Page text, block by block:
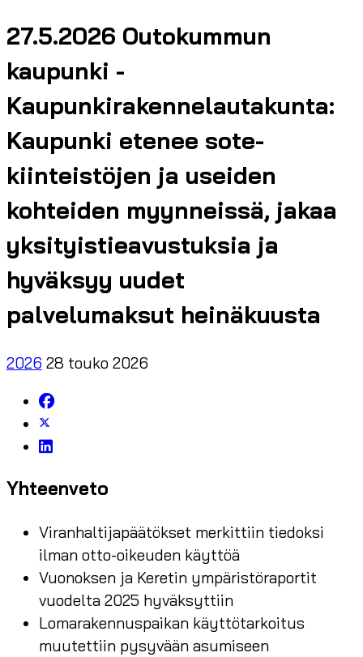
27.5.2026 Outokummun
kaupunki -
Kaupunkirakennelautakunta:
Kaupunki etenee sote-
kiinteistöjen ja useiden
kohteiden myynneissä, jakaa
yksityistieavustuksia ja
hyväksyy uudet
palvelumaksut heinäkuusta
2026 28 touko 2026
Yhteenveto
Viranhaltijapäätökset merkittiin tiedoksi
ilman otto-oikeuden käyttöä
Vuonoksen ja Keretin ympäristöraportit
vuodelta 2025 hyväksyttiin
Lomarakennuspaikan käyttötarkoitus
muutettiin pysyvään asumiseen